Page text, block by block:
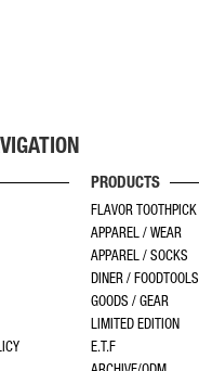
PRODUCTS
FLAVOR TOOTHPICK
APPAREL / WEAR
APPAREL / SOCKS
DINER / FOODTOOLS
GOODS / GEAR
LIMITED EDITION
E.T.F